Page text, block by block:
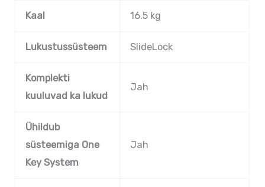
Kaal 16.5 kg
Lukustussüsteem SlideLock
Komplekti
kuuluvad ka lukud
Jah
Ühildub
süsteemiga One
Key System
Jah